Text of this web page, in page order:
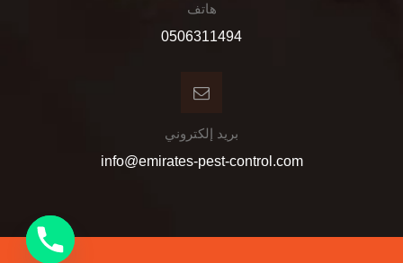
هاتف
0506311494
بريد إلكتروني
info@emirates-pest-control.com